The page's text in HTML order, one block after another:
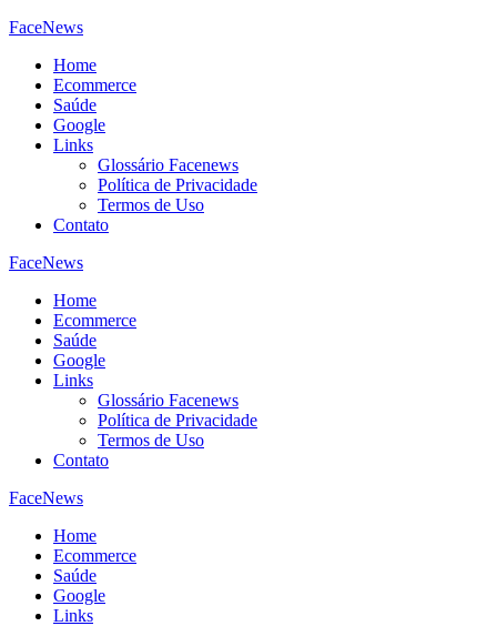
FaceNews
Home
Ecommerce
Saúde
Google
Links
Glossário Facenews
Política de Privacidade
Termos de Uso
Contato
FaceNews
Home
Ecommerce
Saúde
Google
Links
Glossário Facenews
Política de Privacidade
Termos de Uso
Contato
FaceNews
Home
Ecommerce
Saúde
Google
Links